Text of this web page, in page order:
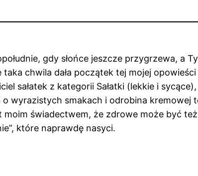
gdy słońce jeszcze przygrzewa, a
taka chwila dała początek tej mojej
sałatek z kategorii Sałatki (lekkie i
o wyrazistych smakach i odrobina kremowej
świadectwem, że zdrowe może być
które naprawdę nasyci.